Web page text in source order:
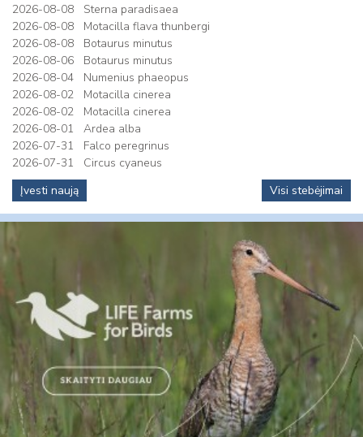
2026-08-08
Sterna paradisaea
2026-08-08
Motacilla flava thunbergi
2026-08-08
Botaurus minutus
2026-08-06
Botaurus minutus
2026-08-04
Numenius phaeopus
2026-08-02
Motacilla cinerea
2026-08-02
Motacilla cinerea
2026-08-01
Ardea alba
2026-07-31
Falco peregrinus
2026-07-31
Circus cyaneus
Įvesti naują
Visi stebėjimai